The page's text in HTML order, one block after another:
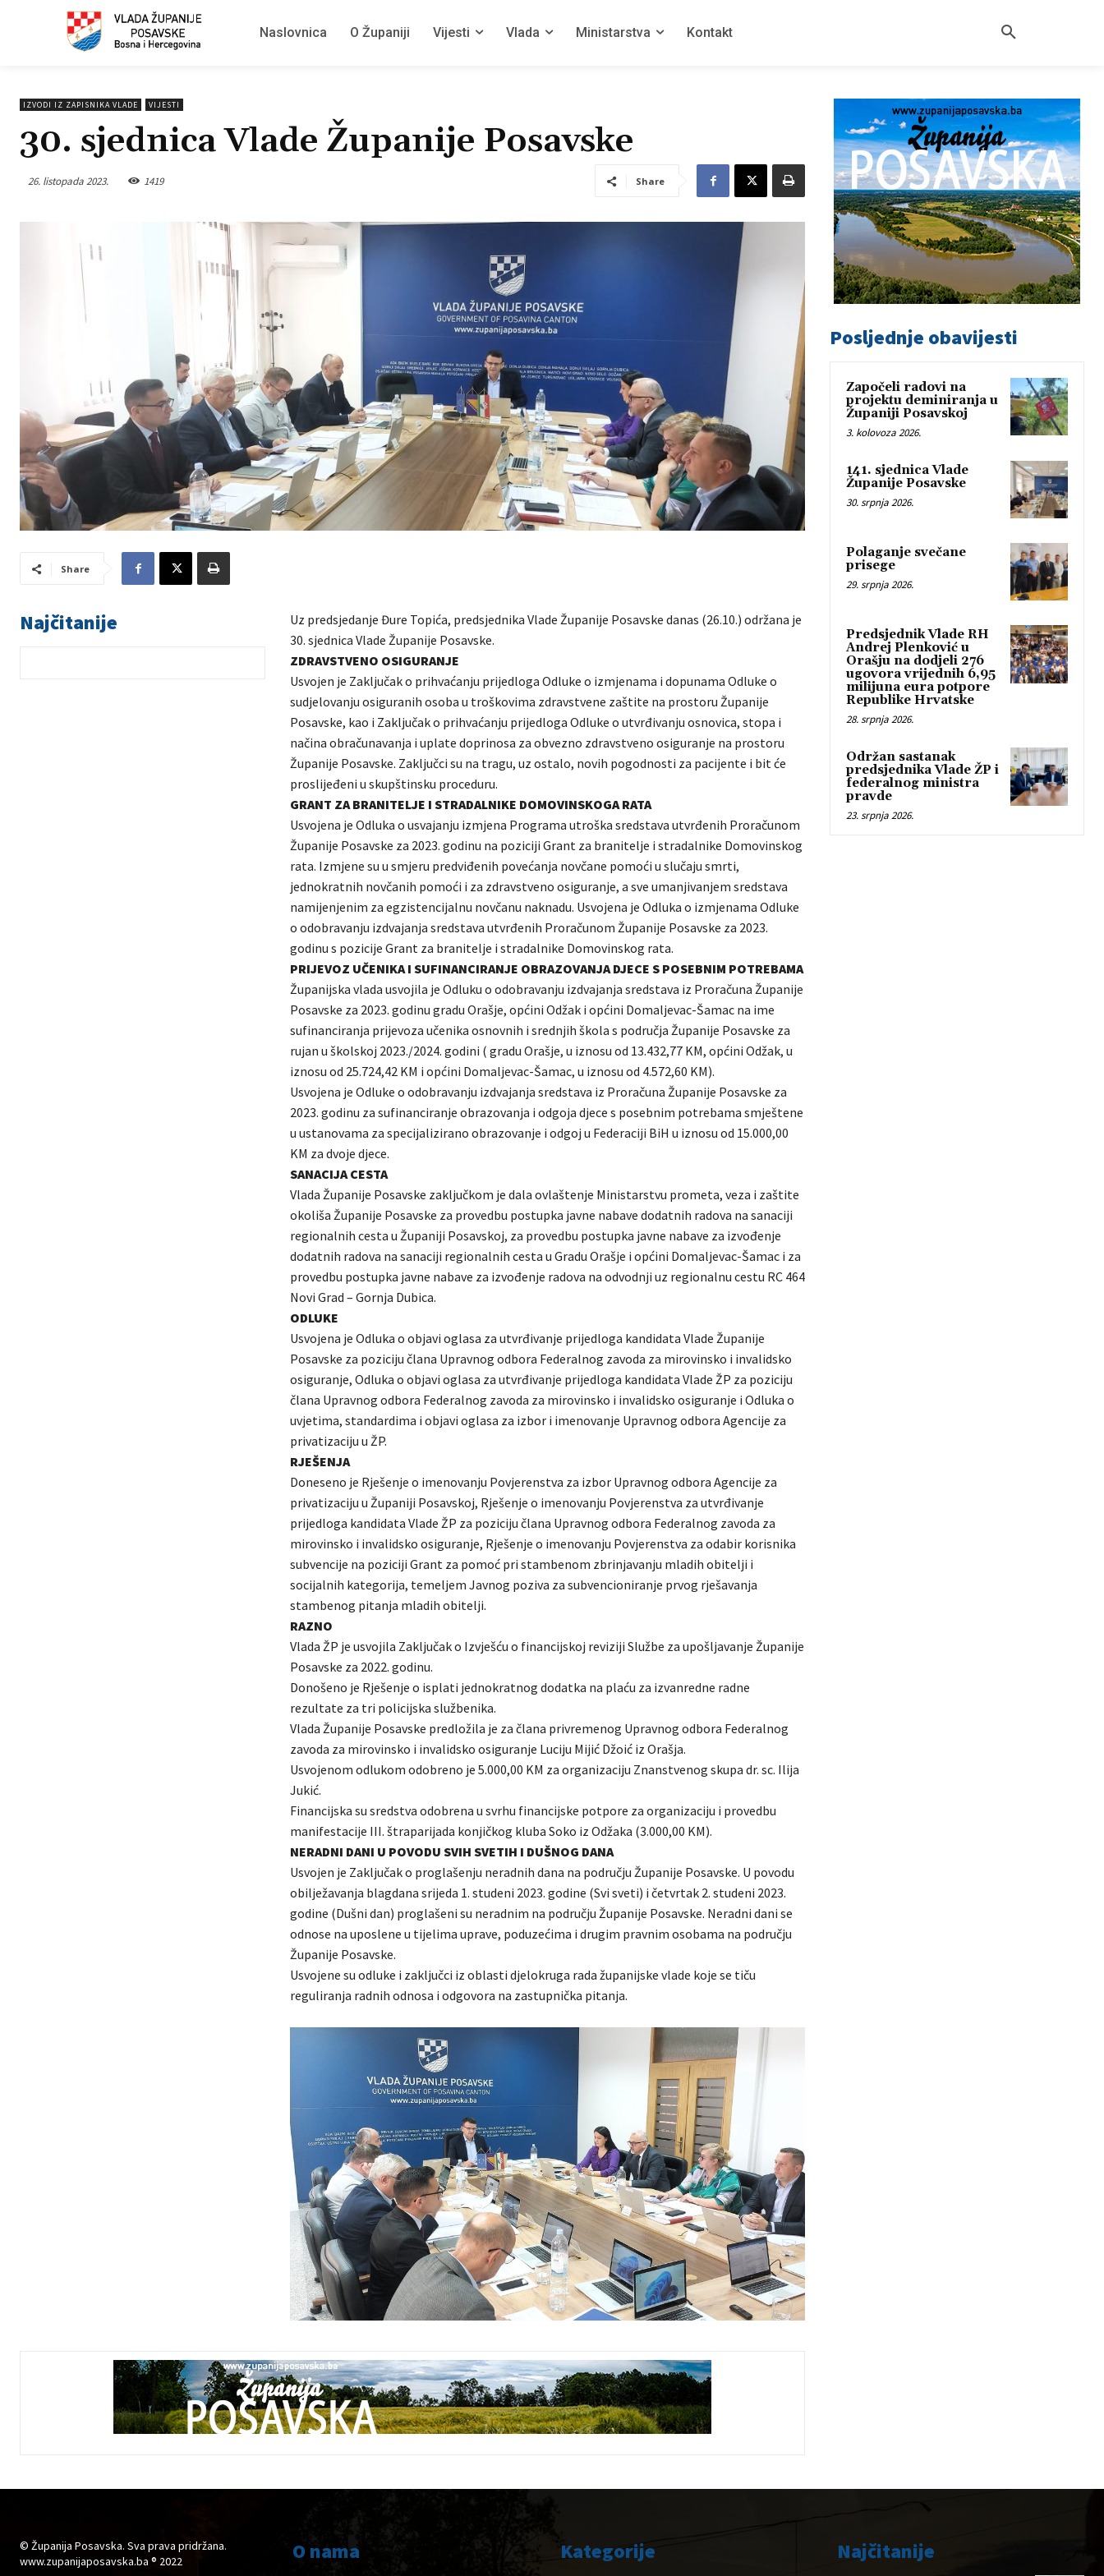
Naslovnica O Županiji Vijesti Vlada Ministarstva Kontakt
IZVODI IZ ZAPISNIKA VLADE VIJESTI
30. sjednica Vlade Županije Posavske
26. listopada 2023. 1419 Share
Share
Najčitanije
Uz predsjedanje Đure Topića, predsjednika Vlade Županije Posavske danas (26.10.) održana je
30. sjednica Vlade Županije Posavske.
ZDRAVSTVENO OSIGURANJE
Usvojen je Zaključak o prihvaćanju prijedloga Odluke o izmjenama i dopunama Odluke o
sudjelovanju osiguranih osoba u troškovima zdravstvene zaštite na prostoru Županije
Posavske, kao i Zaključak o prihvaćanju prijedloga Odluke o utvrđivanju osnovica, stopa i
načina obračunavanja i uplate doprinosa za obvezno zdravstveno osiguranje na prostoru
Županije Posavske. Zaključci su na tragu, uz ostalo, novih pogodnosti za pacijente i bit će
proslijeđeni u skupštinsku proceduru.
GRANT ZA BRANITELJE I STRADALNIKE DOMOVINSKOGA RATA
Usvojena je Odluka o usvajanju izmjena Programa utroška sredstava utvrđenih Proračunom
Županije Posavske za 2023. godinu na poziciji Grant za branitelje i stradalnike Domovinskog
rata. Izmjene su u smjeru predviđenih povećanja novčane pomoći u slučaju smrti,
jednokratnih novčanih pomoći i za zdravstveno osiguranje, a sve umanjivanjem sredstava
namijenjenim za egzistencijalnu novčanu naknadu. Usvojena je Odluka o izmjenama Odluke
o odobravanju izdvajanja sredstava utvrđenih Proračunom Županije Posavske za 2023.
godinu s pozicije Grant za branitelje i stradalnike Domovinskog rata.
PRIJEVOZ UČENIKA I SUFINANCIRANJE OBRAZOVANJA DJECE S POSEBNIM POTREBAMA
Županijska vlada usvojila je Odluku o odobravanju izdvajanja sredstava iz Proračuna Županije
Posavske za 2023. godinu gradu Orašje, općini Odžak i općini Domaljevac-Šamac na ime
sufinanciranja prijevoza učenika osnovnih i srednjih škola s područja Županije Posavske za
rujan u školskoj 2023./2024. godini ( gradu Orašje, u iznosu od 13.432,77 KM, općini Odžak, u
iznosu od 25.724,42 KM i općini Domaljevac-Šamac, u iznosu od 4.572,60 KM).
Usvojena je Odluke o odobravanju izdvajanja sredstava iz Proračuna Županije Posavske za
2023. godinu za sufinanciranje obrazovanja i odgoja djece s posebnim potrebama smještene
u ustanovama za specijalizirano obrazovanje i odgoj u Federaciji BiH u iznosu od 15.000,00
KM za dvoje djece.
SANACIJA CESTA
Vlada Županije Posavske zaključkom je dala ovlaštenje Ministarstvu prometa, veza i zaštite
okoliša Županije Posavske za provedbu postupka javne nabave dodatnih radova na sanaciji
regionalnih cesta u Županiji Posavskoj, za provedbu postupka javne nabave za izvođenje
dodatnih radova na sanaciji regionalnih cesta u Gradu Orašje i općini Domaljevac-Šamac i za
provedbu postupka javne nabave za izvođenje radova na odvodnji uz regionalnu cestu RC 464
Novi Grad – Gornja Dubica.
ODLUKE
Usvojena je Odluka o objavi oglasa za utvrđivanje prijedloga kandidata Vlade Županije
Posavske za poziciju člana Upravnog odbora Federalnog zavoda za mirovinsko i invalidsko
osiguranje, Odluka o objavi oglasa za utvrđivanje prijedloga kandidata Vlade ŽP za poziciju
člana Upravnog odbora Federalnog zavoda za mirovinsko i invalidsko osiguranje i Odluka o
uvjetima, standardima i objavi oglasa za izbor i imenovanje Upravnog odbora Agencije za
privatizaciju u ŽP.
RJEŠENJA
Doneseno je Rješenje o imenovanju Povjerenstva za izbor Upravnog odbora Agencije za
privatizaciju u Županiji Posavskoj, Rješenje o imenovanju Povjerenstva za utvrđivanje
prijedloga kandidata Vlade ŽP za poziciju člana Upravnog odbora Federalnog zavoda za
mirovinsko i invalidsko osiguranje, Rješenje o imenovanju Povjerenstva za odabir korisnika
subvencije na poziciji Grant za pomoć pri stambenom zbrinjavanju mladih obitelji i
socijalnih kategorija, temeljem Javnog poziva za subvencioniranje prvog rješavanja
stambenog pitanja mladih obitelji.
RAZNO
Vlada ŽP je usvojila Zaključak o Izvješću o financijskoj reviziji Službe za upošljavanje Županije
Posavske za 2022. godinu.
Donošeno je Rješenje o isplati jednokratnog dodatka na plaću za izvanredne radne
rezultate za tri policijska službenika.
Vlada Županije Posavske predložila je za člana privremenog Upravnog odbora Federalnog
zavoda za mirovinsko i invalidsko osiguranje Luciju Mijić Džoić iz Orašja.
Usvojenom odlukom odobreno je 5.000,00 KM za organizaciju Znanstvenog skupa dr. sc. Ilija
Jukić.
Financijska su sredstva odobrena u svrhu financijske potpore za organizaciju i provedbu
manifestacije III. štraparijada konjičkog kluba Soko iz Odžaka (3.000,00 KM).
NERADNI DANI U POVODU SVIH SVETIH I DUŠNOG DANA
Usvojen je Zaključak o proglašenju neradnih dana na području Županije Posavske. U povodu
obilježavanja blagdana srijeda 1. studeni 2023. godine (Svi sveti) i četvrtak 2. studeni 2023.
godine (Dušni dan) proglašeni su neradnim na području Županije Posavske. Neradni dani se
odnose na uposlene u tijelima uprave, poduzećima i drugim pravnim osobama na području
Županije Posavske.
Usvojene su odluke i zaključci iz oblasti djelokruga rada županijske vlade koje se tiču
reguliranja radnih odnosa i odgovora na zastupnička pitanja.
Posljednje obavijesti
Započeli radovi na
projektu deminiranja u
Županiji Posavskoj
3. kolovoza 2026.
141. sjednica Vlade
Županije Posavske
30. srpnja 2026.
Polaganje svečane
prisege
29. srpnja 2026.
Predsjednik Vlade RH
Andrej Plenković u
Orašju na dodjeli 276
ugovora vrijednih 6,95
milijuna eura potpore
Republike Hrvatske
28. srpnja 2026.
Održan sastanak
predsjednika Vlade ŽP i
federalnog ministra
pravde
23. srpnja 2026.
© Županija Posavska. Sva prava pridržana.
www.zupanijaposavska.ba ® 2022
O nama Kategorije Najčitanije